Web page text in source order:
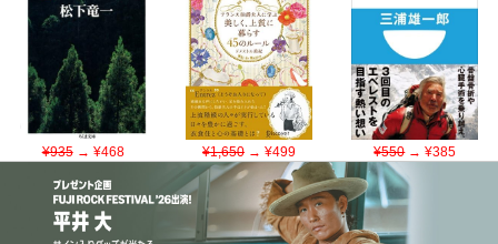
¥935→ ¥468 ¥1,650→ ¥499 ¥550→ ¥385